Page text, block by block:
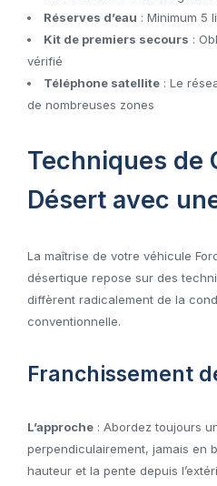
Réserves d’eau : Minimum 5
Kit de premiers secours :
vérifié
Téléphone satellite : Le
de nombreuses zones
Techniques de
Désert avec
La maîtrise de votre véhicule
désertique repose sur des
diffèrent radicalement de la
conventionnelle.
Franchissement
L’approche : Abordez toujours
perpendiculairement, jamais en
hauteur et la pente depuis